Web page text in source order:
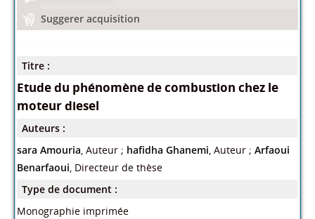
Suggerer acquisition
Titre :
Etude du phénomène de combustion chez le
moteur diesel
Auteurs :
sara Amouria, Auteur ; hafidha Ghanemi, Auteur ;Arfaoui
Benarfaoui, Directeur de thèse
Type de document :
Monographie imprimée